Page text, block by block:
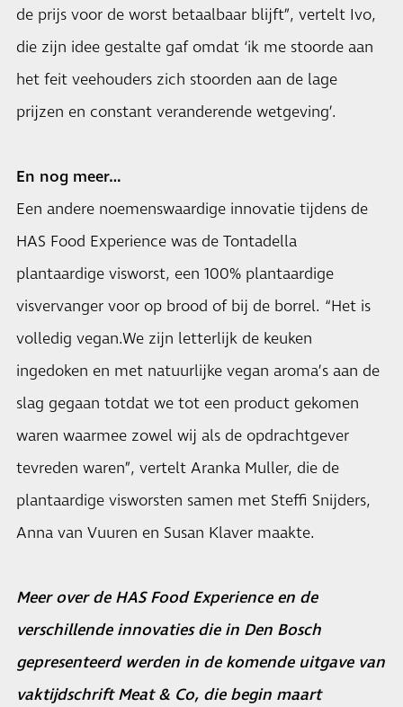
de prijs voor de worst betaalbaar blijft”, vertelt Ivo,
die zijn idee gestalte gaf omdat ‘ik me stoorde aan
het feit veehouders zich stoorden aan de lage
prijzen en constant veranderende wetgeving’.
En nog meer…
Een andere noemenswaardige innovatie tijdens de
HAS Food Experience was de Tontadella
plantaardige visworst, een 100% plantaardige
visvervanger voor op brood of bij de borrel. “Het is
volledig vegan.We zijn letterlijk de keuken
ingedoken en met natuurlijke vegan aroma’s aan de
slag gegaan totdat we tot een product gekomen
waren waarmee zowel wij als de opdrachtgever
tevreden waren”, vertelt Aranka Muller, die de
plantaardige visworsten samen met Steffi Snijders,
Anna van Vuuren en Susan Klaver maakte.
Meer over de HAS Food Experience en de
verschillende innovaties die in Den Bosch
gepresenteerd werden in de komende uitgave van
vaktijdschrift Meat & Co, die begin maart